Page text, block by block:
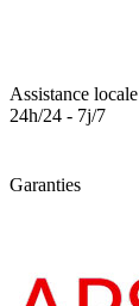
Assistance locale
24h/24 - 7j/7
Garanties